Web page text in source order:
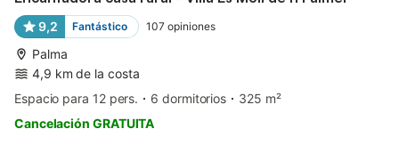
9,2 Fantástico 107 opiniones
Palma
4,9 km de la costa
Espacio para 12 pers.
6 dormitorios
325 m²
Cancelación GRATUITA